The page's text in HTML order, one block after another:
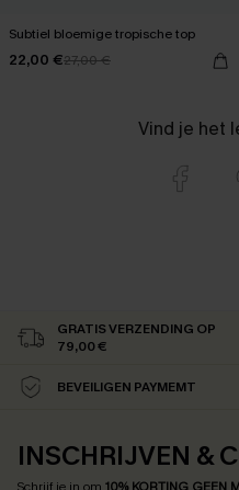
Subtiel bloemige tropische top
22,00 €27,00 €
Vind je het
GRATIS VERZENDING OP
79,00 €
BEVEILIGEN PAYMEMT
INSCHRIJVEN &
Schrijf je in om 10% KORTING GEEN